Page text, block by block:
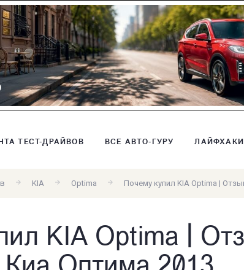
ТЕСТ-ДРАЙВОВ ВСЕ АВТО-ГУРУ ЛАЙФХАКИ
KIA Optima Почему купил KIA Optima |
KIA Optima |